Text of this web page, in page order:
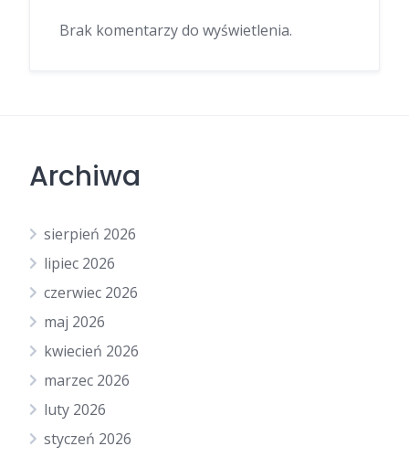
Brak komentarzy do wyświetlenia.
Archiwa
sierpień 2026
lipiec 2026
czerwiec 2026
maj 2026
kwiecień 2026
marzec 2026
luty 2026
styczeń 2026